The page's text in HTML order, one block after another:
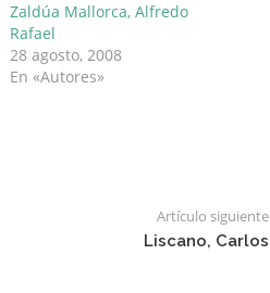
Zaldúa Mallorca, Alfredo
Rafael
28 agosto, 2008
En «Autores»
Artículo siguiente
Liscano, Carlos